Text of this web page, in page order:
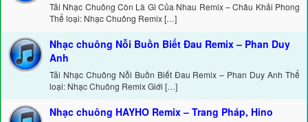
Tải Nhạc Chuông Còn Là Gì Của Nhau Remix – Châu Khải Phong
Thể loại: Nhạc Chuông Remix […]
Nhạc chuông Nỗi Buồn Biết Đau Remix – Phan Duy
Anh
Tải Nhạc Chuông Nỗi Buồn Biết Đau Remix – Phan Duy Anh Thể
loại: Nhạc Chuông Remix Giới […]
Nhạc chuông HAYHO Remix – Trang Pháp, Hino